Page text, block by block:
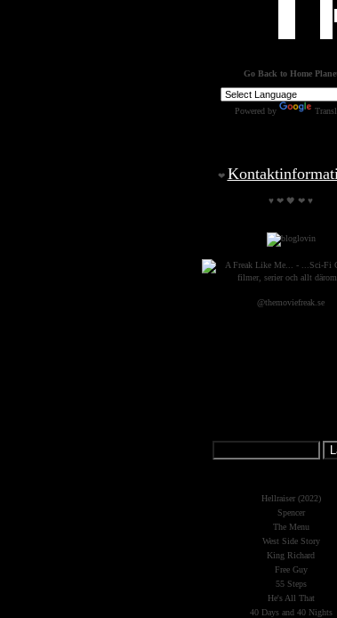
Go Back to Home
Powered by
❤
♥ ❤ 🖤 ❤ ♥
@themoviefreak.se
Hellraiser (2022)
Spencer
The Menu
West Side Story
King Richard
Free Guy
55 Steps
He's All That
40 Days and 40 Nights